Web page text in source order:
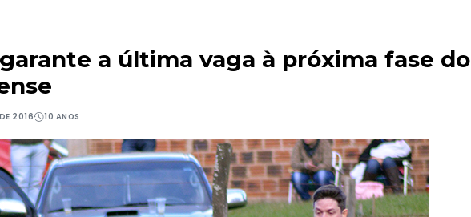
a última vaga à próxima fase do
2016 10 ANOS